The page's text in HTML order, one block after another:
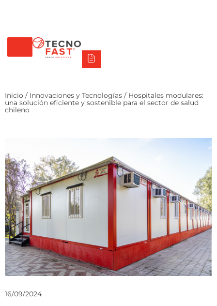
Inicio / Innovaciones y Tecnologías / Hospitales modulares:
una solución eficiente y sostenible para el sector de salud
chileno
16/09/2024